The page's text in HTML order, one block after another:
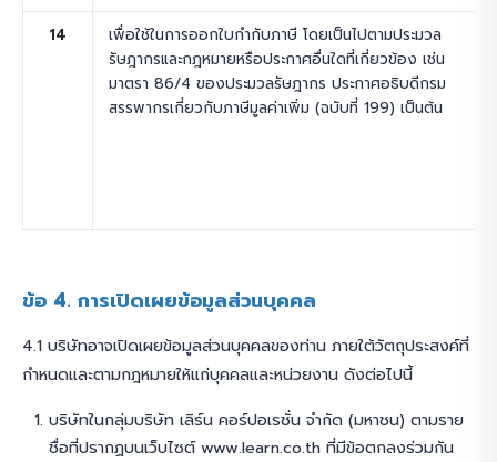
14
เพื่อใช้ในการออกใบกำกับภาษี โดยเป็นไปตามประมวล
รัษฎากรและกฎหมายหรือประกาศอื่นใดที่เกี่ยวข้อง เช่น
มาตรา 86/4 ของประมวลรัษฎากร ประกาศอธิบดีกรม
สรรพากรเกี่ยวกับภาษีมูลค่าเพิ่ม (ฉบับที่ 199) เป็นต้น
ข้อ 4. การเปิดเผยข้อมูลส่วนบุคคล
4.1 บริษัทอาจเปิดเผยข้อมูลส่วนบุคคลของท่าน ภายใต้วัตถุประสงค์ที่
กำหนดและตามกฎหมายให้แก่บุคคลและหน่วยงาน ดังต่อไปนี้
บริษัทในกลุ่มบริษัท เลิร์น คอร์ปอเรชั่น จำกัด (มหาชน) ตามราย
ชื่อที่ปรากฏบนเว็บไซต์ www.learn.co.th ที่มีข้อตกลงร่วมกัน